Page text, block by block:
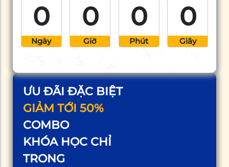
ƯU ĐÃI ĐẶC BIỆT
GIẢM TỚI 50%
COMBO
KHÓA HỌC CHỈ
TRONG
0
Ngày
0
Giờ
0
Phút
0
Giây